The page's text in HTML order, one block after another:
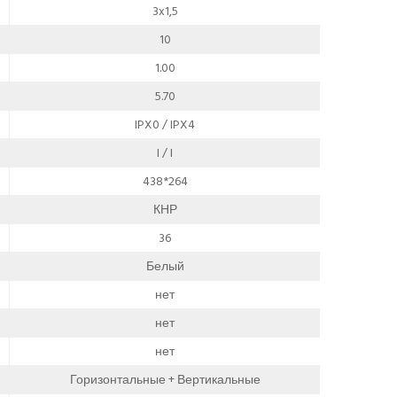
3x1,5
10
1.00
5.70
IPX0 / IPX4
I / I
438*264
КНР
36
Белый
нет
нет
нет
Горизонтальные + Вертикальные